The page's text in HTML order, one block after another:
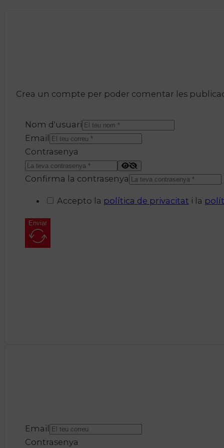
Crea un compte per poder comentar les
Nom d'usuari
Email
Contrasenya
Confirma la contrasenya
Accepto la política de privacitat i la
Enviar
Email
Contrasenya